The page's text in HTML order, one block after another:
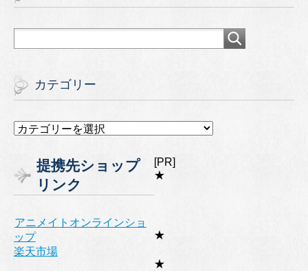
カテゴリー
カ
リ
ー
提携先ショップ
リンク
[PR]
★
アニメイトオンラインショ
ップ
★
楽天市場
★